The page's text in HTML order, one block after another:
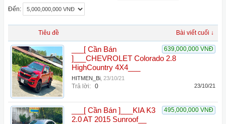
Đến:
Tiêu đề Bài viết cuối ↓
639,000,000 VNĐ
___[ Cần Bán
]___CHEVROLET Colorado 2.8
HighCountry 4X4___
HITMEN_Bi 23/10/21
Trả lời: 0 23/10/21
495,000,000 VNĐ
___[ Cần Bán ]___KIA K3
2.0 AT 2015 Sunroof__